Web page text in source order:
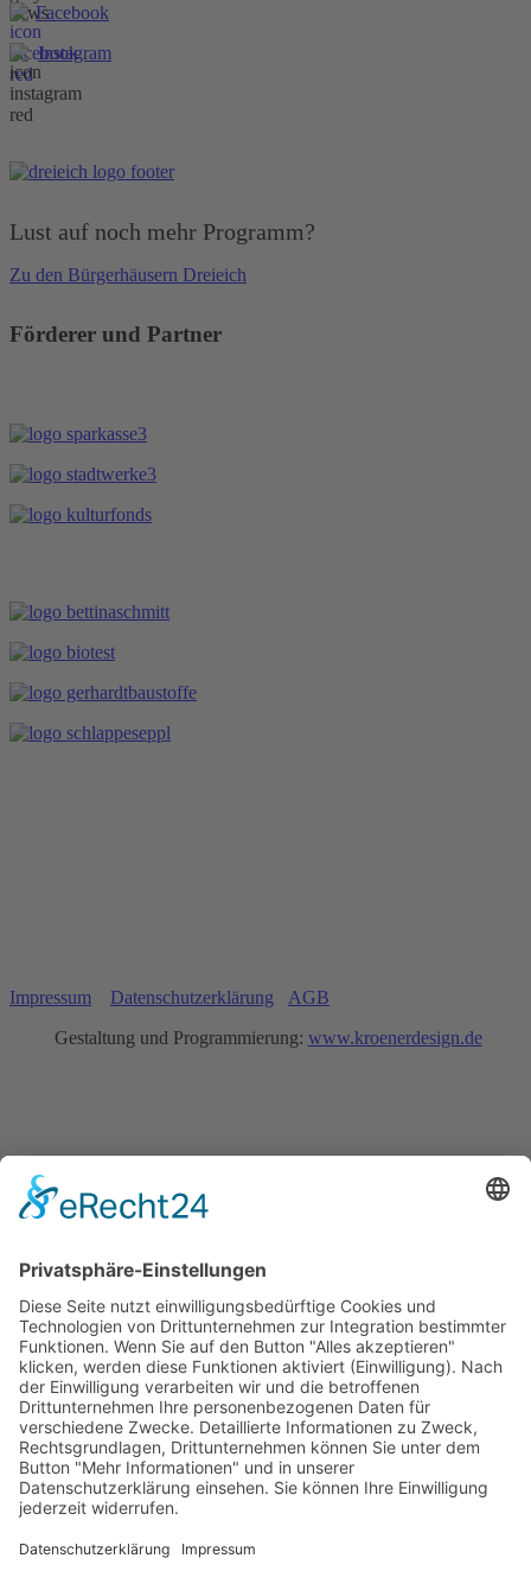
Facebook
Instagram
Lust auf noch mehr Programm?
Zu den Bürgerhäusern Dreieich
Förderer und Partner
Impressum Datenschutzerklärung
AGB
Gestaltung und Programmierung: www.kroenerdesign.de
Home
Spielplan
Preise & Sitzplan
Service
Archiv
2025
2024
2023
2022
2021
2020
2019
2018
2016